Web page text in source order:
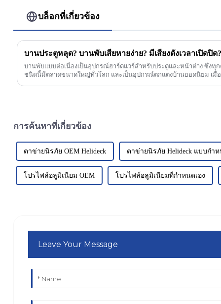
บล็อกที่เกี่ยวข้อง
บานพับแบบต่อเนื่องเป็นอุปกรณ์ฮาร์ดแวร์สำหรับประตูและหน้าต่าง ซึ่งทุก
ชนิดนี้มีตลาดขนาดใหญ่ทั่วโลก และเป็นอุปกรณ์ตกแต่งบ้านยอดนิยม เมื่อ
การค้นหาที่เกี่ยวข้อง
ตาข่ายนิรภัย OEM Helideck ตาข่ายนิรภัย Helideck แบบกำห
โปรไฟล์อลูมิเนียม OEM โปรไฟล์อลูมิเนียมที่กำหนดเอง
Leave Your Message